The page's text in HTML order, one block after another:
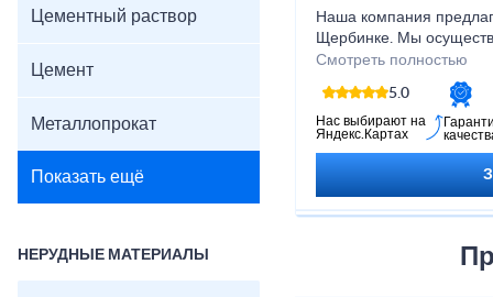
Цементный раствор
Цемент
Металлопрокат
Показать ещё
НЕРУДНЫЕ МАТЕРИАЛЫ
Наша компания
Щербинке. Мы
производство
с ГОСТ 3243-88. У нас
обеспечивается их
по адресу заказчика.
Смотреть полностью
5.0
Нас выбирают на
Яндекс.Картах